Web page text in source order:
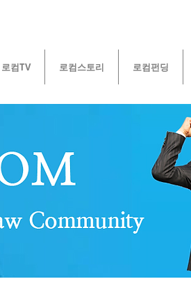
로컴TV 로컴스토리 로컴펀딩